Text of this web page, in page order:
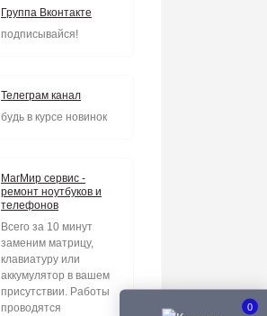
0
Группа Вконтакте
подписывайся!
Телеграм канал
будь в курсе новинок
МагМир сервис -
ремонт ноутбуков и
телефонов
Всего за 10 минут
заменим матрицу,
клавиатуру или
аккумулятор в вашем
присутствии. Работы
проводятся